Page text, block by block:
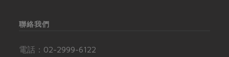
聯絡我們
電話： 02-2999-6122